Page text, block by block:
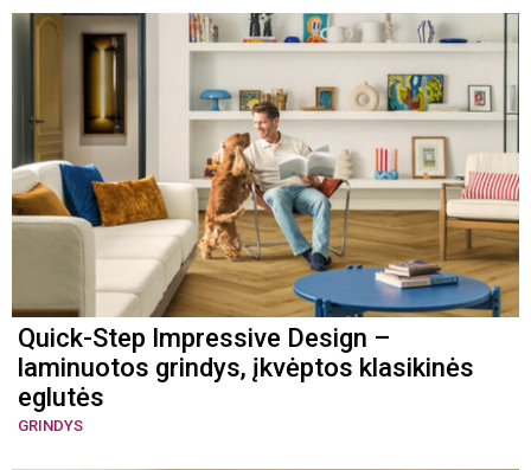
Quick-Step Impressive Design –
laminuotos grindys, įkvėptos klasikinės
eglutės
GRINDYS